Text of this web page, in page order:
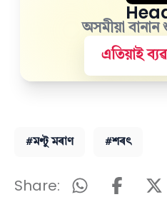
অসমীয়া
এতিয়াই
#মণ্টু মৰাণ #শৰৎ
Share: